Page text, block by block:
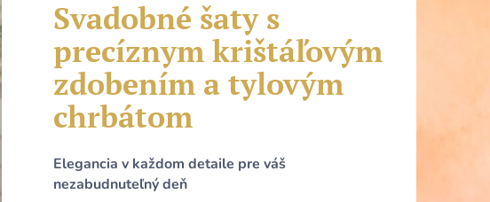
produktu
je
5
hviezdičiek.
Svadobné šaty s
precíznym krištáľovým
zdobením a tylovým
chrbátom
Elegancia v každom detaile pre váš
nezabudnuteľný deň